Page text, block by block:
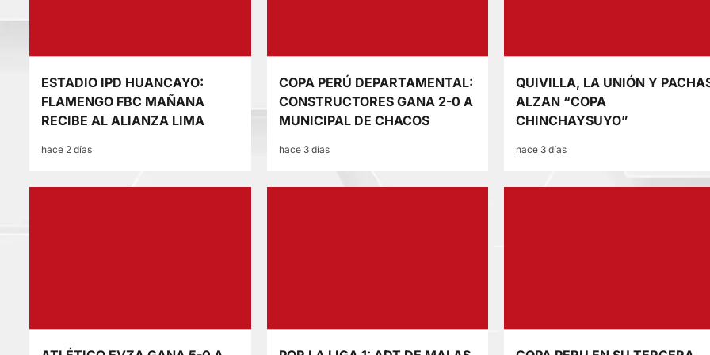
ESTADIO IPD HUANCAYO:
FLAMENGO FBC MAÑANA
RECIBE AL ALIANZA LIMA
hace 2 días
COPA PERÚ DEPARTAMENTAL:
CONSTRUCTORES GANA 2-0 A
MUNICIPAL DE CHACOS
hace 3 días
QUIVILLA, LA UNIÓN Y
ALZAN “COPA
CHINCHAYSUYO”
hace 3 días